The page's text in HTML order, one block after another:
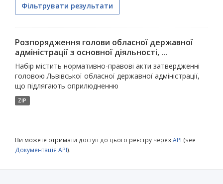
Фільтрувати результати
Розпорядження голови обласної державної
адміністрації з основної діяльності, ...
Набір містить нормативно-правові акти затвердженні
головою Львівської обласної державної адміністрації,
що підлягають оприлюдненню
ZIP
Ви можете отримати доступ до цього реєстру через API (see
Документація API).